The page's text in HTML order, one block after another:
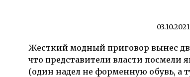
03.10.2021
Жесткий модный приговор вынес
что представители власти посмели
(один надел не форменную обувь, а